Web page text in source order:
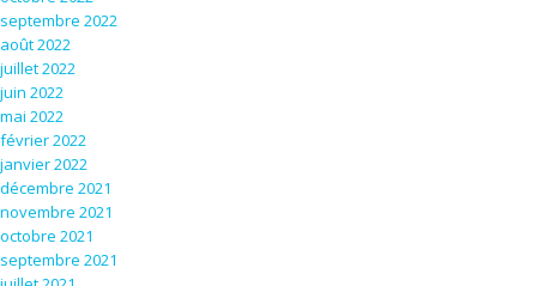
septembre 2022
août 2022
juillet 2022
juin 2022
mai 2022
février 2022
janvier 2022
décembre 2021
novembre 2021
octobre 2021
septembre 2021